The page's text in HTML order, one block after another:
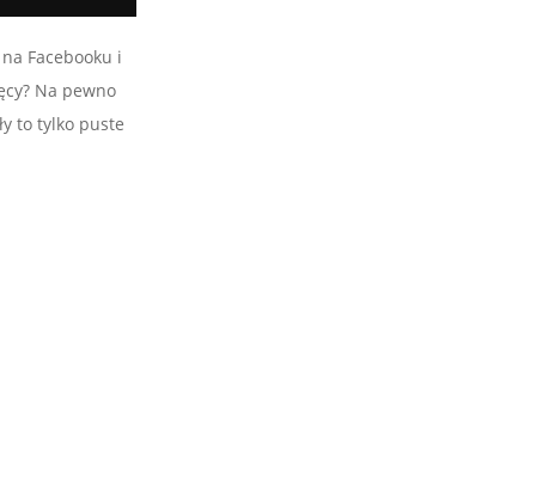
Facebooku i
Na pewno
to tylko puste